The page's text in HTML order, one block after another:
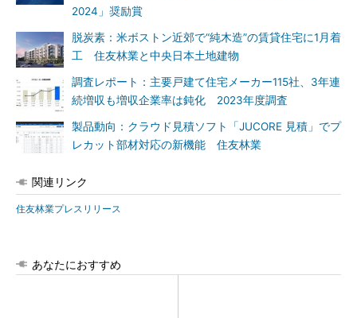
2024」奨励賞
脱炭素：米ボストン近郊で“純木造”の賃貸住宅に1月着
工 住友林業と中央日本土地建物
調査レポート：主要戸建て住宅メーカー115社、3年連
続増収も増収企業率は鈍化 2023年度調査
製品動向：クラウド見積ソフト「JUCORE 見積」でプ
レカット部材対応の新機能 住友林業
関連リンク
住友林業プレスリリース
あなたにおすすめ